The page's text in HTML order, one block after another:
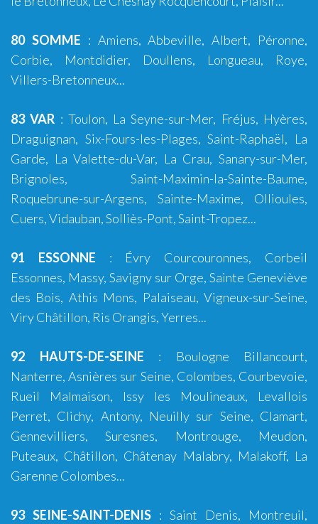
80 SOMME : Amiens,Abbeville,Albert, Péronne,
Corbie, Montdidier, Doullens, Longueau, Roye,
Villers-Bretonneux...
83 VAR : Toulon, La Seyne-sur-Mer, Fréjus, Hyères,
Draguignan, Six-Fours-les-Plages,Saint-Raphaël, La
Garde, La Valette-du-Var, La Crau,Sanary-sur-Mer,
Brignoles, Saint-Maximin-la-Sainte-Baume,
Roquebrune-sur-Argens, Sainte-Maxime, Ollioules,
Cuers,Vidauban, Solliès-Pont,Saint-Tropez...
91 ESSONNE : Évry Courcouronnes, Corbeil
Essonnes, Massy, Savigny sur Orge, Sainte Geneviève
des Bois, Athis Mons, Palaiseau, Vigneux-sur-Seine,
Viry Châtillon, Ris Orangis, Yerres...
92 HAUTS-DE-SEINE : Boulogne Billancourt,
Nanterre, Asnières sur Seine, Colombes, Courbevoie,
Rueil Malmaison, Issy les Moulineaux, Levallois
Perret, Clichy, Antony, Neuilly sur Seine, Clamart,
Gennevilliers, Suresnes, Montrouge, Meudon,
Puteaux, Châtillon, Châtenay Malabry, Malakoff, La
Garenne Colombes...
93 SEINE-SAINT-DENIS : Saint Denis, Montreuil,